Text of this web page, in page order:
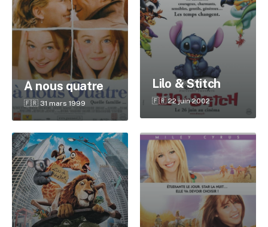
À nous quatre
🇫🇷 31 mars 1999
Lilo & Stitch
🇫🇷 22 juin 2002